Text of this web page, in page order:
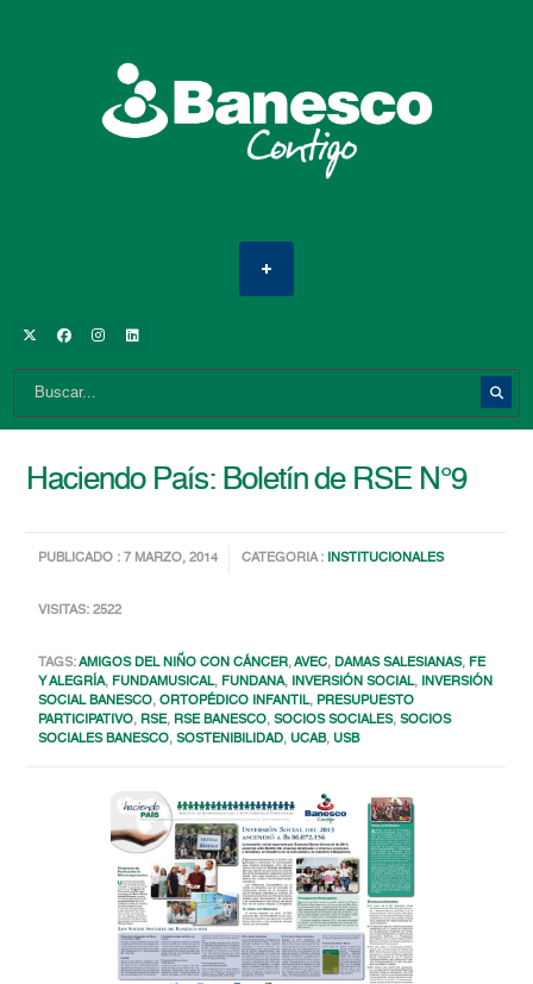
Haciendo País: Boletín de RSE N°9
PUBLICADO : 7 MARZO, 2014 CATEGORIA : INSTITUCIONALES
VISITAS: 2522
TAGS:AMIGOS DEL NIÑO CON CÁNCER,AVEC,DAMAS SALESIANAS, FE
Y ALEGRÍA, FUNDAMUSICAL, FUNDANA, INVERSIÓN SOCIAL, INVERSIÓN
SOCIAL BANESCO,ORTOPÉDICO INFANTIL, PRESUPUESTO
PARTICIPATIVO, RSE, RSE BANESCO,SOCIOS SOCIALES,SOCIOS
SOCIALES BANESCO,SOSTENIBILIDAD,UCAB,USB